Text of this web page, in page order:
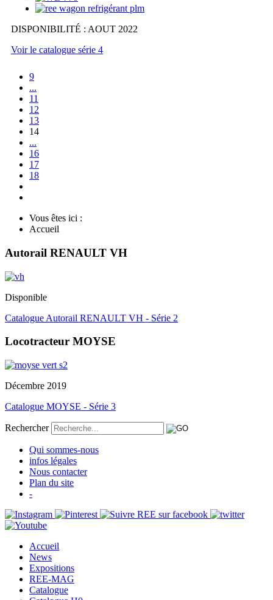
DISPONIBILITÉ : AOUT 2022
Voir le catalogue série 4
9
...
11
12
13
14
...
16
17
18
Vous êtes ici :
Accueil
Autorail RENAULT VH
Disponible
Catalogue Autorail RENAULT VH - Série 2
Locotracteur MOYSE
Décembre 2019
Catalogue MOYSE - Série 3
Rechercher
Qui sommes-nous
infos légales
Nous contacter
Plan du site
-
Accueil
News
Expositions
REE-MAG
Catalogue